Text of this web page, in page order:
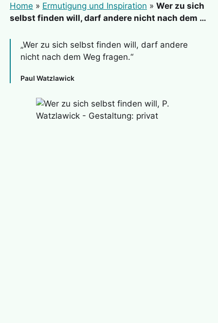
Home » Ermutigung und Inspiration » Wer zu sich
selbst finden will, darf andere nicht nach dem …
„Wer zu sich selbst finden will, darf andere
nicht nach dem Weg fragen.“
Paul Watzlawick